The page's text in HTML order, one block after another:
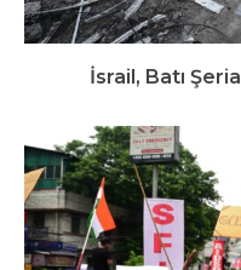
İsrail, Batı